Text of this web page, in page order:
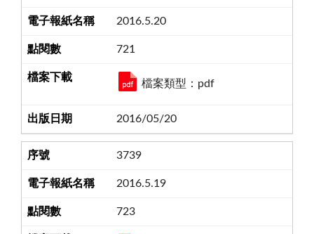
2016.5.20
721
檔案類型：pdf
2016/05/20
3739
2016.5.19
723